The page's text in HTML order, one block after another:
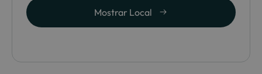
Mostrar Local